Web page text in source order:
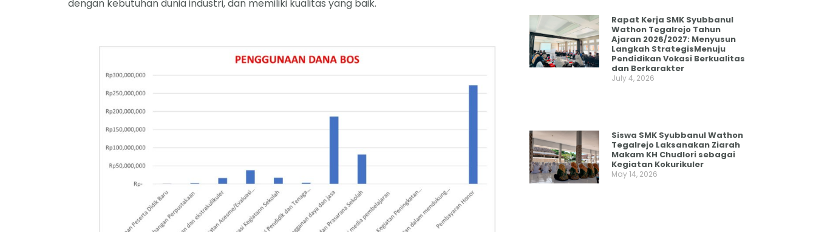
dengan kebutuhan dunia industri, dan memiliki kualitas yang baik.
Rapat Kerja SMK Syubbanul
Wathon Tegalrejo Tahun
Ajaran 2026/2027: Menyusun
Langkah StrategisMenuju
Pendidikan Vokasi Berkualitas
dan Berkarakter
July 4, 2026
Siswa SMK Syubbanul Wathon
Tegalrejo Laksanakan Ziarah
Makam KH Chudlori sebagai
Kegiatan Kokurikuler
May 14, 2026